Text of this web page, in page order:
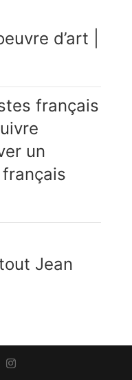
d’art |
français
un
Jean